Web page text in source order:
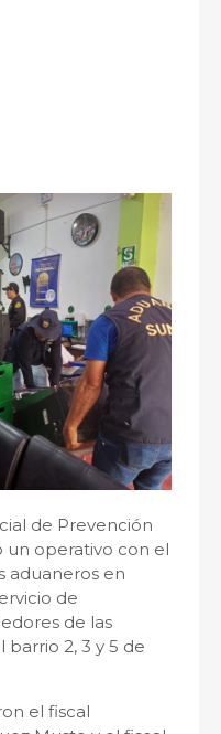
de Prevención
un operativo con el
aduaneros en
de
de las
barrio 2, 3 y 5 de
el fiscal